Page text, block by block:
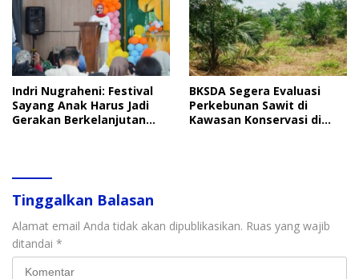
Indri Nugraheni: Festival
Sayang Anak Harus Jadi
Gerakan Berkelanjutan
BKSDA Segera Evaluasi
Perkebunan Sawit di
Kawasan Konservasi di
Tinggalkan Balasan
Alamat email Anda tidak akan dipublikasikan. Ruas yang wajib
ditandai *